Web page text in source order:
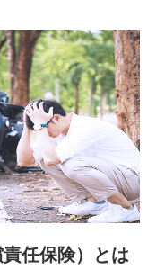
の正確な把握のため
絡先
業部長
町2-14-10 アーバン
任保険）とは